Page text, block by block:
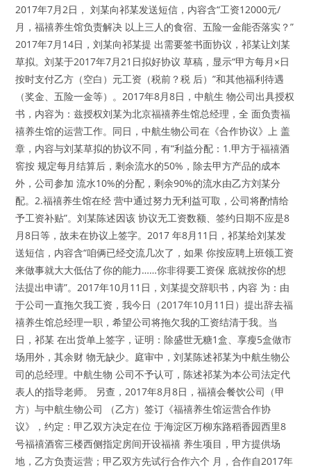
2017年7月2日， 刘某向祁某发送短信，内容含“工资12000元/
月，福禧养生馆负责解决 以上三人的食宿、五险一金能否落实？”
2017年7月14日，刘某向祁某提 出需要签书面协议，祁某让刘某
草拟。刘某于2017年7月21日拟好协议 草稿，显示“甲方每月×日
按时支付乙方（空白）元工资（税前？税 后）”和其他福利待遇
（奖金、五险一金等）。2017年8月8日，中航生 物公司出具授权
书，内容为：兹授权刘某为北京福禧养生馆总经理，全 面负责福
禧养生馆的运营工作。同日，中航生物公司在《合作协议》上 盖
章，内容与刘某草拟的协议不同，有“利益分配：1.甲方于福禧酒
窖按 规定每月结算后，剩余流水的50%，除去甲方产品的成本
外，公司参加 流水10%的分配，剩余90%的流水由乙方刘某分
配。2.福禧养生馆在经 营中通过努力无利益可取，公司将酌情给
予工资补贴”。刘某陈述因该 协议无工资数额、签约日期不应是8
月8日等，故未在协议上签字。2017 年8月11日，祁某给刘某发
送短信，内容含“咱俩已经交流几次了，如果 你按应聘上班领工资
来做事就大大低估了你的能力……你非得要工资保 底就按你的想
法提出申请”。2017年10月11日，刘某提交辞职书，内容 为：由
于公司一直拖欠我工资，我今日（2017年10月11日）提出辞去福
禧养生馆总经理一职，希望公司将拖欠我的工资结清于我。当
日，祁某 在出货单上签字，证明：除盛世无糖1盒、享瘦5盒做市
场用外，其余财 物无缺少。庭审中，刘某陈述祁某为中航生物公
司的总经理。中航生物 公司不予认可，陈述祁某为本公司法定代
表人的指导老师。 另查，2017年8月8日，福禧会餐饮公司（甲
方）与中航生物公司 （乙方）签订《福禧养生馆运营合作协
议》，约定：甲乙双方决定在位 于海淀区万柳东路稻香园西里8
号福禧酒窖三楼西侧指定房间开设福禧 养生项目，甲方提供场
地，乙方负责运营；甲乙双方先试行合作六个 月，合作自2017年